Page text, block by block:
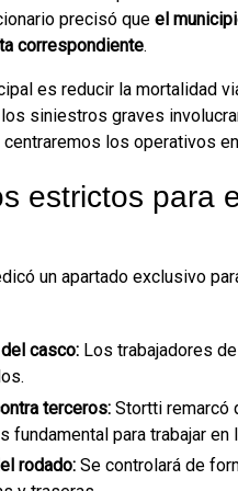
precisó que el
correspondiente.
es reducir la mortalidad
siniestros graves
centraremos los operativos
estrictos para
un apartado exclusivo
casco: Los trabajadores
terceros: Stortti remarcó
fundamental para trabajar en
rodado: Se controlará de